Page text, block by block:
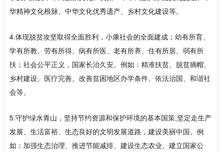
华精神文化根脉、中华文化优秀遗产、乡村文化建设等。
4.体现脱贫攻坚取得全面胜利，小康社会的全面建成；幼有所育、
学有所教、劳有所得、病有所医、老有所养、住有所居、弱有所
扶；社会公平正义，国家长治久安。例如：精准扶贫、脱贫摘帽、
乡村建设、医疗完善、改善贫困地区办学条件、依法治国、和谐社
会等。
5.守护绿水青山，坚持节约资源和保护环境的基本国策,坚定走生产
发展、生活富裕、生态良好的文明发展道路，建设美丽中国。例
如：加强生态治理、推进节能减排、建设生态农业、建立国家公